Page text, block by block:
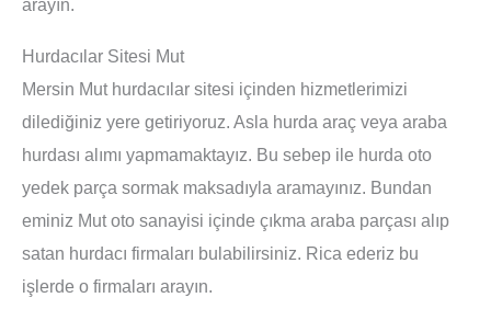
arayın.
Hurdacılar Sitesi Mut
Mersin Mut hurdacılar sitesi içinden hizmetlerimizi
dilediğiniz yere getiriyoruz. Asla hurda araç veya araba
hurdası alımı yapmamaktayız. Bu sebep ile hurda oto
yedek parça sormak maksadıyla aramayınız. Bundan
eminiz Mut oto sanayisi içinde çıkma araba parçası alıp
satan hurdacı firmaları bulabilirsiniz. Rica ederiz bu
işlerde o firmaları arayın.